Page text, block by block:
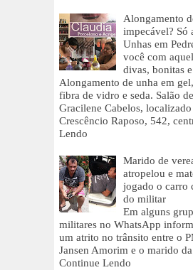
Alongamento
impecável? Só
Unhas em
você com
divas, bonitas
Alongamento de unha em
fibra de vidro e seda. Salão
Gracilene Cabelos,
Crescêncio Raposo, 542,
Lendo
Marido de
atropelou e
jogado o carro
do militar
Em alguns
militares no WhatsApp
um atrito no trânsito entre o
Jansen Amorim e o marido
Continue Lendo